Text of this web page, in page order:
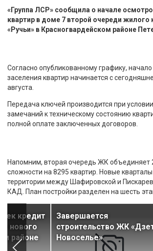
«Группа ЛСР» сообщила о начале
квартир в доме 7 второй очереди жилого
«Ручьи» в Красногвардейском районе
Согласно опубликованному графику,
заселения квартир начинается с
августа.
Передача ключей производится при условии
замечаний к техническому состоянию
полной оплате заключенных договоров.
Напомним, вторая очередь ЖК объединяет
сложности на 8295 квартир. Новые кварталы
территории между Шафировской и
КАД. План постройки разделен на шесть
кредит
нового
районе
Завершается
строительство ЖК
Новоселье»